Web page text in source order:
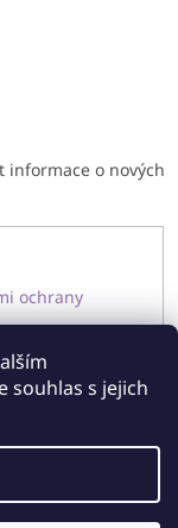
souhlas s jejich
informace o nových
ochrany